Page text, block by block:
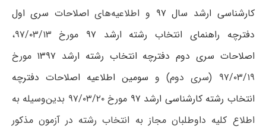
کارشناسی ارشد سال ۹۷
و اطلاعیه‌هایاصلاحات سری اول
دفترچه راهنمای انتخاب رشته ارشد ۹۷
مورخ ۹۷/۰۳/۱۳،
اصلاحات سری دوم دفترچه انتخاب رشته ارشد ۱۳۹۷
مورخ
۹۷/۰۳/۱۹ (سری دوم) و
سومین اطلاعیه اصلاحات دفترچه
انتخاب رشته کارشناسی ارشد ۹۷
مورخ ۹۷/۰۳/۲۰ بدین‌وسیله به
اطلاع کلیه داوطلبان مجاز به انتخاب رشته در آزمون مذکور